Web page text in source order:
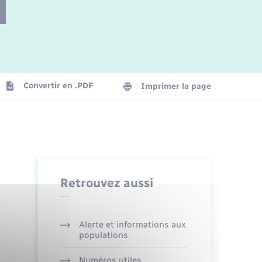
Logement - Urbanisme
Organisation d’événement
Convertir en .PDF Imprimer la page
Retrouvez aussi
Alerte et informations aux
populations